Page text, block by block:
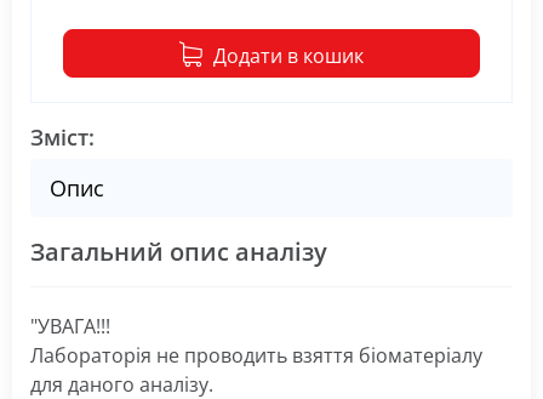
Додати в кошик
Зміст:
Опис
Загальний опис аналізу
"УВАГА!!!
Лабораторія не проводить взяття біоматеріалу
для даного аналізу.